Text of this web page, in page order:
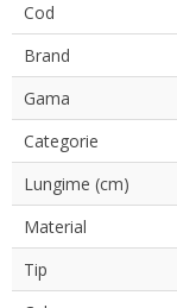
Cod
Brand
Gama
Categorie
Lungime (cm)
Material
Tip